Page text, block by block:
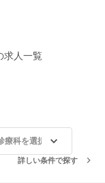
求人一覧
療科を選択
詳しい条件で探す